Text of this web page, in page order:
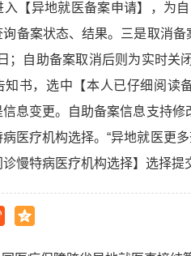
入【异地就医备案申请】，为
询备案状态、结果。三是取消
；自助备案取消后则为实时关
知书，选中【本人已仔细阅读
信息变更。自助备案信息支持
医疗机构选择。“异地就医更
慢特病医疗机构选择】选择提